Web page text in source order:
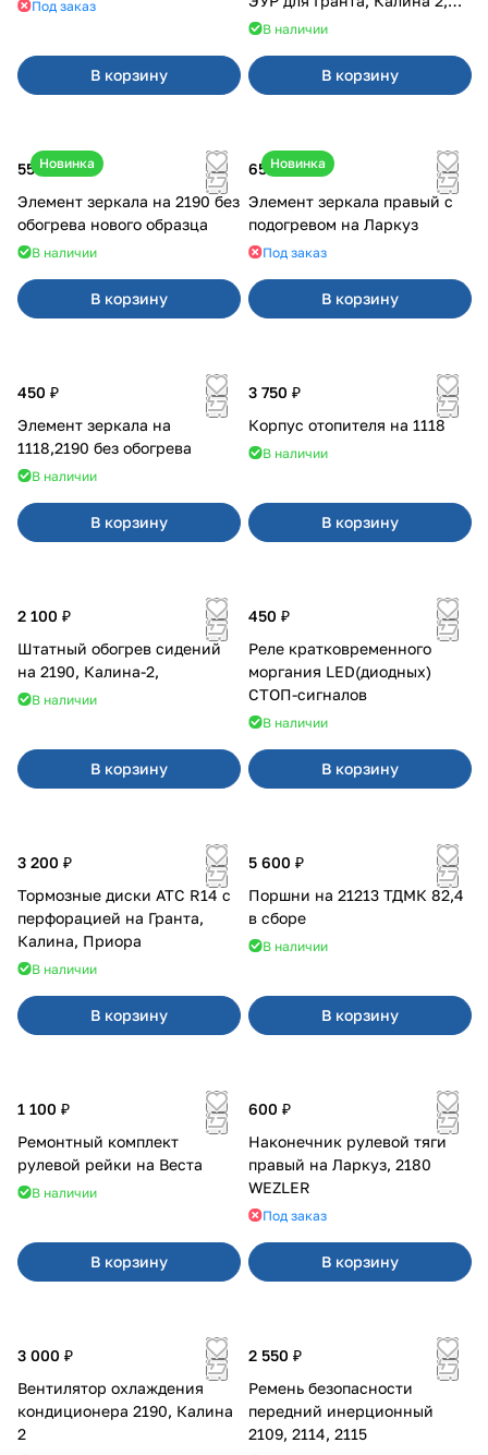
Под заказ
В корзину
Datsun
В наличии
В корзину
Новинка
550 ₽
Элемент зеркала на 2190 без
обогрева нового образца
В наличии
В корзину
Новинка
650 ₽
Элемент зеркала правый с
подогревом на Ларкуз
Под заказ
В корзину
450 ₽
Элемент зеркала на
1118,2190 без обогрева
В наличии
В корзину
3 750 ₽
Корпус отопителя на 1118
В наличии
В корзину
2 100 ₽
Штатный обогрев сидений
на 2190, Калина-2,
В наличии
В корзину
450 ₽
Реле кратковременного
моргания LED(диодных)
СТОП-сигналов
В наличии
В корзину
3 200 ₽
Тормозные диски АТС R14 с
перфорацией на Гранта,
Калина, Приора
В наличии
В корзину
5 600 ₽
Поршни на 21213 ТДМК 82,4
в сборе
В наличии
В корзину
1 100 ₽
Ремонтный комплект
рулевой рейки на Веста
В наличии
В корзину
600 ₽
Наконечник рулевой тяги
правый на Ларкуз, 2180
WEZLER
Под заказ
В корзину
3 000 ₽
Вентилятор охлаждения
кондиционера 2190, Калина
2
2 550 ₽
Ремень безопасности
передний инерционный
2109, 2114, 2115